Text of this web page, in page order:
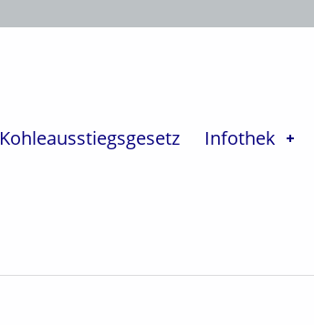
Kohleausstiegsgesetz Infothek